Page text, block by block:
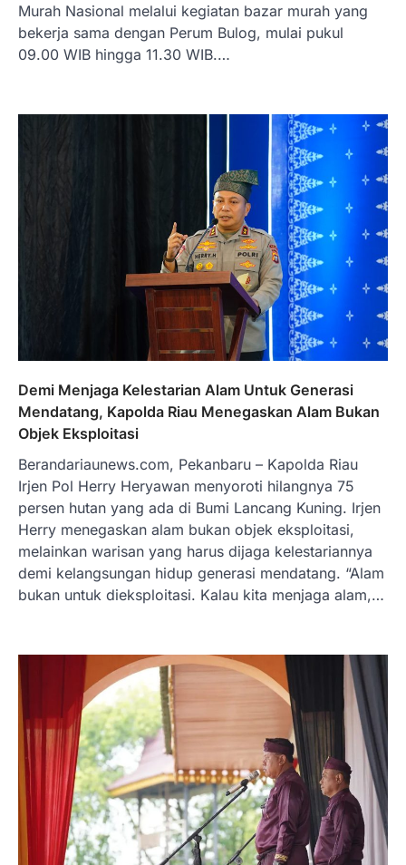
Murah Nasional melalui kegiatan bazar murah yang
bekerja sama dengan Perum Bulog, mulai pukul
09.00 WIB hingga 11.30 WIB.…
Demi Menjaga Kelestarian Alam Untuk Generasi
Mendatang, Kapolda Riau Menegaskan Alam Bukan
Objek Eksploitasi
Berandariaunews.com, Pekanbaru – Kapolda Riau
Irjen Pol Herry Heryawan menyoroti hilangnya 75
persen hutan yang ada di Bumi Lancang Kuning. Irjen
Herry menegaskan alam bukan objek eksploitasi,
melainkan warisan yang harus dijaga kelestariannya
demi kelangsungan hidup generasi mendatang. “Alam
bukan untuk dieksploitasi. Kalau kita menjaga alam,…